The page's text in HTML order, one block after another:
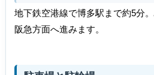
地下鉄空港線で博多駅まで約5分
阪急方面へ進みます。